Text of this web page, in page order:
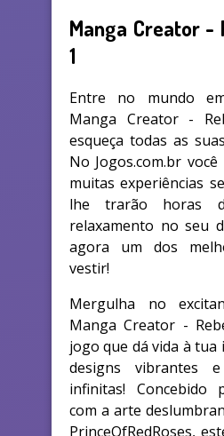
Manga Creator -
1
Entre no mundo
Manga Creator -
esqueça todas as
No Jogos.com.br
muitas experiências
lhe trarão horas
relaxamento no seu
agora um dos
vestir!
Mergulha no
Manga Creator -
jogo que dá vida à tua
designs vibrantes e
infinitas! Concebido
com a arte
PrinceOfRedRoses,